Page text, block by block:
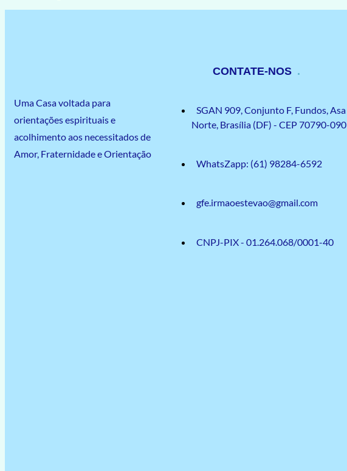
Uma Casa voltada para
orientações espirituais e
acolhimento aos necessitados de
Amor, Fraternidade e Orientação
CONTATE-NOS
SGAN 909, Conjunto F, Fundos, Asa
Norte, Brasília (DF) - CEP 70790-090
WhatsZapp: (61) 98284-6592
gfe.irmaoestevao@gmail.com
CNPJ-PIX - 01.264.068/0001-40